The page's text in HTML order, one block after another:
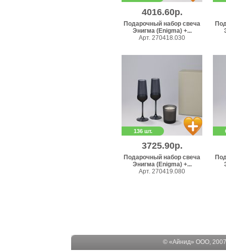
4016.60р.
Подарочный набор свеча
Энигма (Enigma) +...
Арт. 270418.030
136 шт.
3725.90р.
Подарочный набор свеча
Энигма (Enigma) +...
Арт. 270419.080
© «Айнид» ООО,